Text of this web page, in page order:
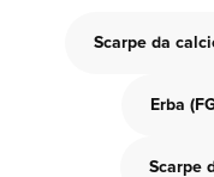
Scarpe da
Erba
Scarpe